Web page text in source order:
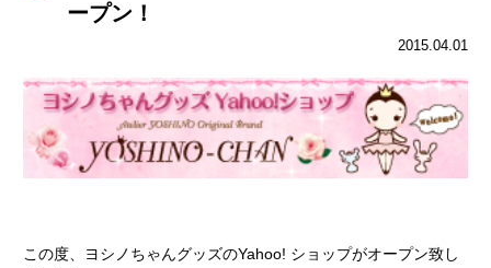
ープン！
2015.04.01
この度、ヨシノちゃんグッズのYahoo! ショップがオープン致し